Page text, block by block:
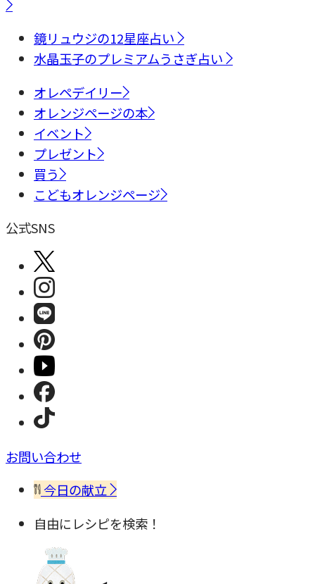
鏡リュウジの12星座占い
水晶玉子のプレミアムうさぎ占い
オレペデイリー
オレンジページの本
イベント
プレゼント
買う
こどもオレンジページ
公式SNS
お問い合わせ
今日の献立
自由にレシピを検索！